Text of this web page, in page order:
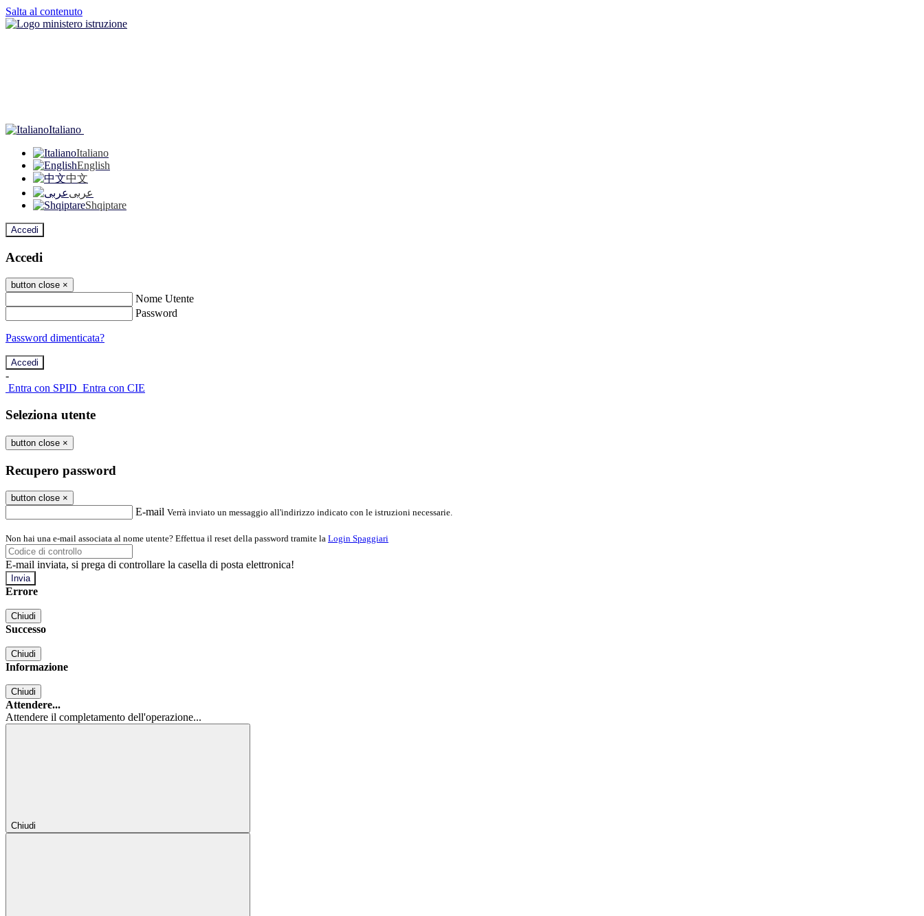
Salta al contenuto
Italiano
Italiano
English
中文
عربى
Shqiptare
Accedi
Accedi
button close ×
Nome Utente
Password
Password dimenticata?
-
Entra con SPID Entra con CIE
Seleziona utente
button close ×
Recupero password
button close ×
E-mail Verrà inviato un messaggio all'indirizzo indicato con le istruzioni necessarie.
Non hai una e-mail associata al nome utente? Effettua il reset della password tramite la Login Spaggiari
E-mail inviata, si prega di controllare la casella di posta elettronica!
Errore
Chiudi
Successo
Chiudi
Informazione
Chiudi
Attendere...
Attendere il completamento dell'operazione...
Chiudi